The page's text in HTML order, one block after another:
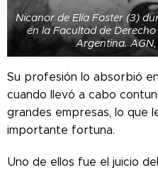
Nicanor de Elía Foster (3)
en la Facultad de
Argentina. AGN,
Su profesión lo absorbió
cuando llevó a cabo
grandes empresas, lo que
importante fortuna.
Uno de ellos fue el juicio